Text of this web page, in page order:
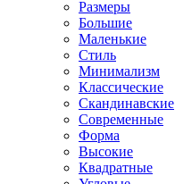
Размеры
Большие
Маленькие
Стиль
Минимализм
Классические
Скандинавские
Современные
Форма
Высокие
Квадратные